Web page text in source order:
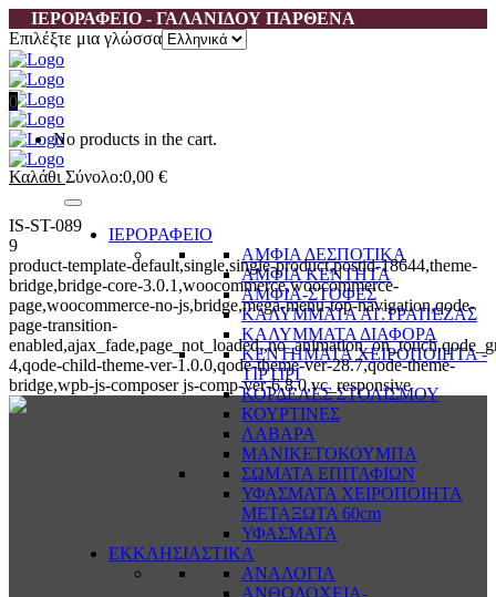
ΙΕΡΟΡΑΦΕΙΟ - ΓΑΛΑΝΙΔΟΥ ΠΑΡΘΕΝΑ
Επιλέξτε μια γλώσσα
0
No products in the cart.
Καλάθι Σύνολο:0,00 €
ΙΕΡΟΡΑΦΕΙΟ
ΑΜΦΙΑ ΔΕΣΠΟΤΙΚΑ
ΑΜΦΙΑ ΚΕΝΤΗΤΑ
ΑΜΦΙΑ-ΣΤΟΦΕΣ
ΚΑΛΥΜΜΑΤΑ ΑΓ.ΤΡΑΠΕΖΑΣ
ΚΑΛΥΜΜΑΤΑ ΔΙΑΦΟΡΑ
ΚΕΝΤΗΜΑΤΑ ΧΕΙΡΟΠΟΙΗΤΑ -
ΤΙΡΤΙΡΙ
ΚΟΡΔΕΛΕΣ ΣΤΟΛΙΣΜΟΥ
ΚΟΥΡΤΙΝΕΣ
ΛΑΒΑΡΑ
ΜΑΝΙΚΕΤΟΚΟΥΜΠΑ
ΣΩΜΑΤΑ ΕΠΙΤΑΦΙΩΝ
ΥΦΑΣΜΑΤΑ ΧΕΙΡΟΠΟΙΗΤΑ
ΜΕΤΑΞΩΤΑ 60cm
ΥΦΑΣΜΑΤΑ
ΕΚΚΛΗΣΙΑΣΤΙΚΑ
ΑΝΑΛΟΓΙΑ
ΑΝΘΟΔΟΧΕΙΑ-
IS-ST-089
9
product-template-default,single,single-product,postid-18644,theme-
bridge,bridge-core-3.0.1,woocommerce,woocommerce-
page,woocommerce-no-js,bridge,mega-menu-top-navigation,qode-
page-transition-
4,qode-child-theme-ver-1.0.0,qode-theme-ver-28.7,qode-theme-
bridge,wpb-js-composer js-comp-ver-6.8.0,vc_responsive